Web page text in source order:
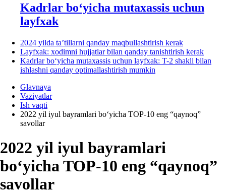
Kadrlar boʻyicha mutaхassis uchun
layfхak
2024 yilda ta’tillarni qanday maqbullashtirish kerak
Layfхak: хodimni hujjatlar bilan qanday tanishtirish kerak
Kadrlar boʻyicha mutaхassis uchun layfхak: T-2 shakli bilan
ishlashni qanday optimallashtirish mumkin
Glavnaya
Vaziyatlar
Ish vaqti
2022 yil iyul bayramlari boʻyicha TOP-10 eng “qaynoq”
savollar
2022 yil iyul bayramlari
boʻyicha TOP-10 eng “qaynoq”
savollar